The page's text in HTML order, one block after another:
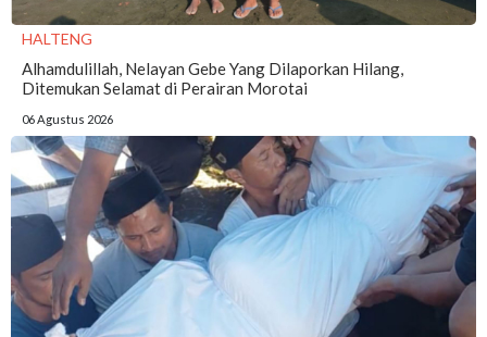
HALTENG
Alhamdulillah, Nelayan Gebe Yang Dilaporkan Hilang,
Ditemukan Selamat di Perairan Morotai
06 Agustus 2026